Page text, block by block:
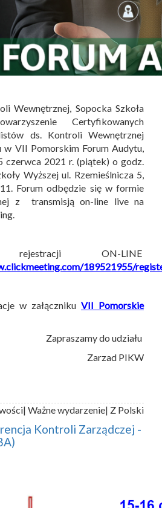
Wewnętrznej, Sopocka Szkoła
Certyfikowanych
ds. Kontroli Wewnętrznej
w VII Pomorskim Forum Audytu,
czerwca 2021 r. (piątek) o godz.
Wyższej ul. Rzemieślnicza 5,
Forum odbędzie się w formie
z transmisją on-line live na
ON-LINE
189521955/
w załączniku VII Pomorskie
Zapraszamy do udziału
Zarzad PIKW
| Ważne wydarzenie| Z Polski
Kontroli Zarządczej -